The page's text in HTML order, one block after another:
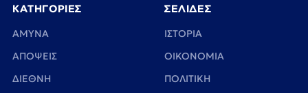
ΚΑΤΗΓΟΡΙΕΣ
ΑΜΥΝΑ
ΑΠΟΨΕΙΣ
ΔΙΕΘΝΗ
ΣΕΛΙΔΕΣ
ΙΣΤΟΡΙΑ
ΟΙΚΟΝΟΜΙΑ
ΠΟΛΙΤΙΚΗ